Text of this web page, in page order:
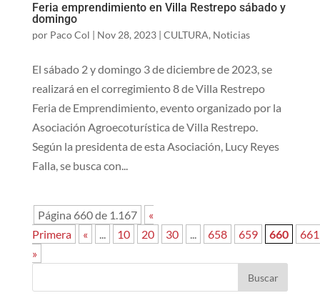
Feria emprendimiento en Villa Restrepo sábado y
domingo
por Paco Col Nov 28, 2023| CULTURA, Noticias
El sábado 2 y domingo 3 de diciembre de 2023, se
realizará en el corregimiento 8 de Villa Restrepo
Feria de Emprendimiento, evento organizado por la
Asociación Agroecoturística de Villa Restrepo.
Según la presidenta de esta Asociación, Lucy Reyes
Falla, se busca con...
Página 660 de 1.167
«
Primera
« ... 10 20 30 ... 658 659 660
661
»
Buscar